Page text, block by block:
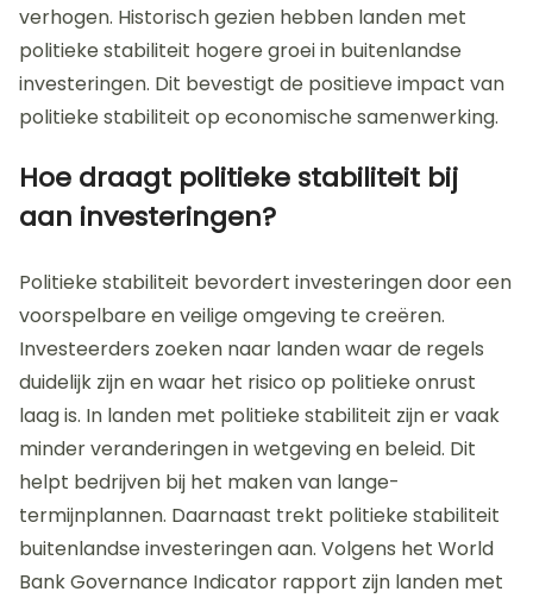
verhogen. Historisch gezien hebben landen met
politieke stabiliteit hogere groei in buitenlandse
investeringen. Dit bevestigt de positieve impact van
politieke stabiliteit op economische samenwerking.
Hoe draagt politieke stabiliteit bij
aan investeringen?
Politieke stabiliteit bevordert investeringen door een
voorspelbare en veilige omgeving te creëren.
Investeerders zoeken naar landen waar de regels
duidelijk zijn en waar het risico op politieke onrust
laag is. In landen met politieke stabiliteit zijn er vaak
minder veranderingen in wetgeving en beleid. Dit
helpt bedrijven bij het maken van lange-
termijnplannen. Daarnaast trekt politieke stabiliteit
buitenlandse investeringen aan. Volgens het World
Bank Governance Indicator rapport zijn landen met